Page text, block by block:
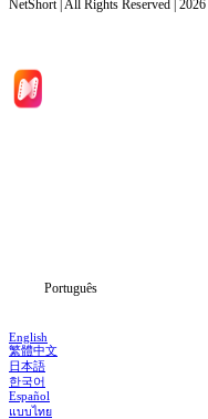
NetShort | All Rights Reserved | 2026
Português
English
繁體中文
日本語
한국어
Español
แบบไทย